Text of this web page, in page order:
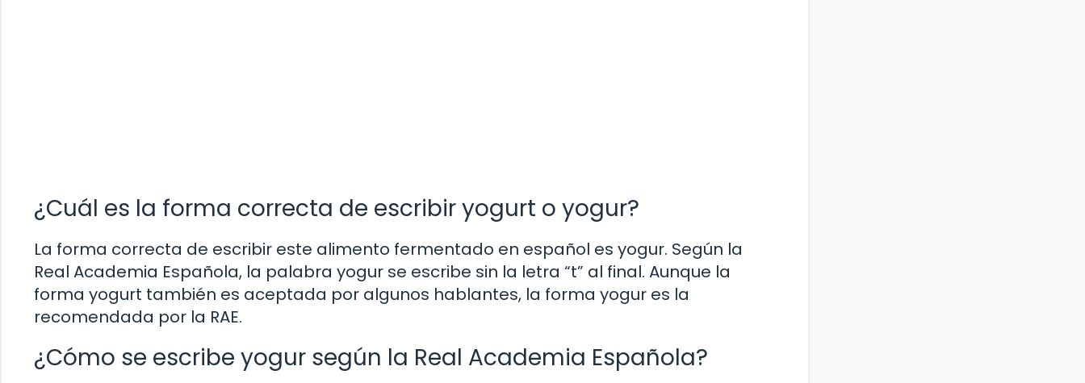
¿Cuál es la forma correcta de escribir yogurt o yogur?
La forma correcta de escribir este alimento fermentado en español es yogur. Según la
Real Academia Española, la palabra yogur se escribe sin la letra “t” al final. Aunque la
forma yogurt también es aceptada por algunos hablantes, la forma yogur es la
recomendada por la RAE.
¿Cómo se escribe yogur según la Real Academia Española?